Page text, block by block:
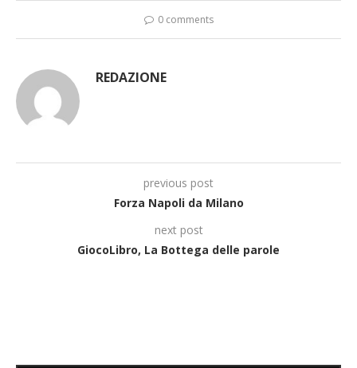
0 comments
REDAZIONE
previous post
Forza Napoli da Milano
next post
GiocoLibro, La Bottega delle parole